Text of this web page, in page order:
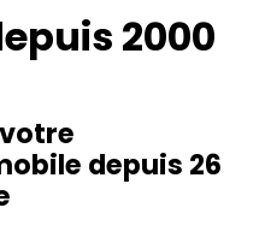
2000
votre
depuis 26